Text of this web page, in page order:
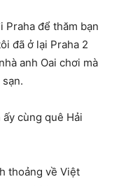
Praha để thăm bạn
đã ở lại Praha 2
anh Oai chơi mà
cùng quê Hải
thoảng về Việt